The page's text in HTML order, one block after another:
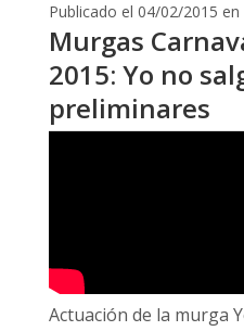
Publicado el 04/02/2015 en
Murgas
2015: Yo no
preliminares
Actuación de la murga